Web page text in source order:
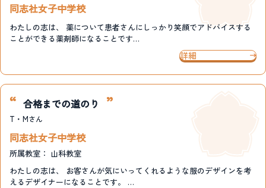
同志社女子中学校
わたしの志は、 薬について患者さんにしっかり笑顔でアドバイスする
ことができる薬剤師になることです…
詳細
合格までの道のり
T・Mさん
同志社女子中学校
所属教室： 山科教室
わたしの志は、 お客さんが気にいってくれるような服のデザインを考
えるデザイナーになることです。 …